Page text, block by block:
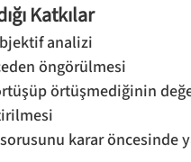
Katkılar
analizi
öngörülmesi
örtüşmediğinin
karar öncesinde